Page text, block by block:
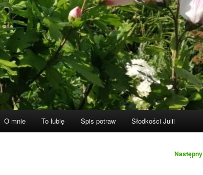
O mnie To lubię Spis potraw Słodkości Julii
Następny